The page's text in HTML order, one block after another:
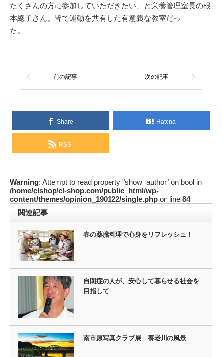
たくさんの方に参加していただきたい」と栄養管理室長の根
本總子さん。皆で運動を共有した有意義な教室だっ
た。
前の記事 次の記事
Share Hatena
RSS
Warning: Attempt to read property "show_author" on bool in
/home/clshop/cl-shop.com/public_html/wp-
content/themes/opinion_190122/single.php on line 84
関連記事
春の薬膳料理で心身をリフレッシュ！
自閉症の人が、安心して暮らせる社会を
目指して
南市原写真クラブ展 養老川の風景